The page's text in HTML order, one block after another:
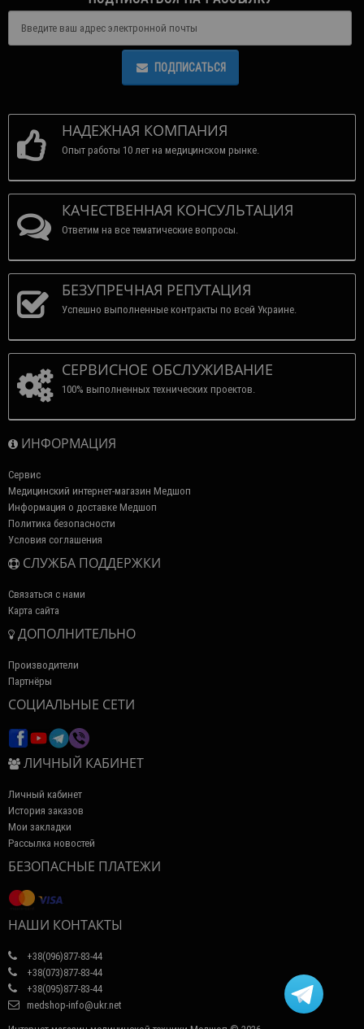
ПОДПИСАТЬСЯ
НАДЕЖНАЯ КОМПАНИЯ
Опыт работы 10 лет на медицинском рынке.
КАЧЕСТВЕННАЯ КОНСУЛЬТАЦИЯ
Ответим на все тематические вопросы.
БЕЗУПРЕЧНАЯ РЕПУТАЦИЯ
Успешно выполненные контракты по всей Украине.
СЕРВИСНОЕ ОБСЛУЖИВАНИЕ
100% выполненных технических проектов.
ИНФОРМАЦИЯ
Сервис
Медицинский интернет-магазин Медшоп
Информация о доставке Медшоп
Политика безопасности
Условия соглашения
СЛУЖБА ПОДДЕРЖКИ
Связаться с нами
Карта сайта
ДОПОЛНИТЕЛЬНО
Производители
Партнёры
СОЦИАЛЬНЫЕ СЕТИ
ЛИЧНЫЙ КАБИНЕТ
Личный кабинет
История заказов
Мои закладки
Рассылка новостей
БЕЗОПАСНЫЕ ПЛАТЕЖИ
НАШИ КОНТАКТЫ
+38(096)877-83-44
+38(073)877-83-44
+38(095)877-83-44
medshop-info@ukr.net